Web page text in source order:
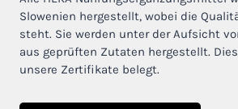
Slowenien hergestellt, wobei die
steht. Sie werden unter der Aufsicht
aus geprüften Zutaten hergestellt.
unsere Zertifikate belegt.